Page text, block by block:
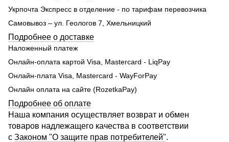
Укрпочта Экспресс в отделение - по тарифам перевозчика
Самовывоз – ул. Геологов 7, Хмельницкий
Подробнее о доставке
Наложенный платеж
Онлайн-оплата картой Visa, Mastercard - LiqPay
Онлайн-плата Visa, Mastercard - WayForPay
Онлайн оплата на сайте (RozetkaPay)
Подробнее об оплате
Наша компания осуществляет возврат и обмен
товаров надлежащего качества в соответствии
с Законом "О защите прав потребителей".